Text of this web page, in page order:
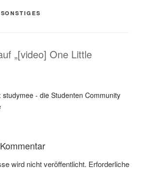
SONSTIGES
„[video] One Little
studymee - die Studenten Community
wird nicht veröffentlicht. Erforderliche